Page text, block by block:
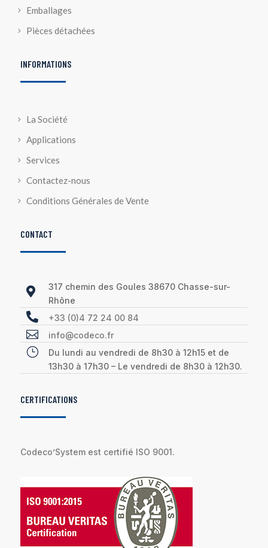
Emballages
Pièces détachées
INFORMATIONS
La Société
Applications
Services
Contactez-nous
Conditions Générales de Vente
CONTACT

317 chemin des Goules 38670 Chasse-sur-
Rhône
 +33 (0)4 72 24 00 84
 info@codeco.fr
}
Du lundi au vendredi de 8h30 à 12h15 et de
13h30 à 17h30 – Le vendredi de 8h30 à 12h30.
CERTIFICATIONS
Codeco’System est certifié ISO 9001.